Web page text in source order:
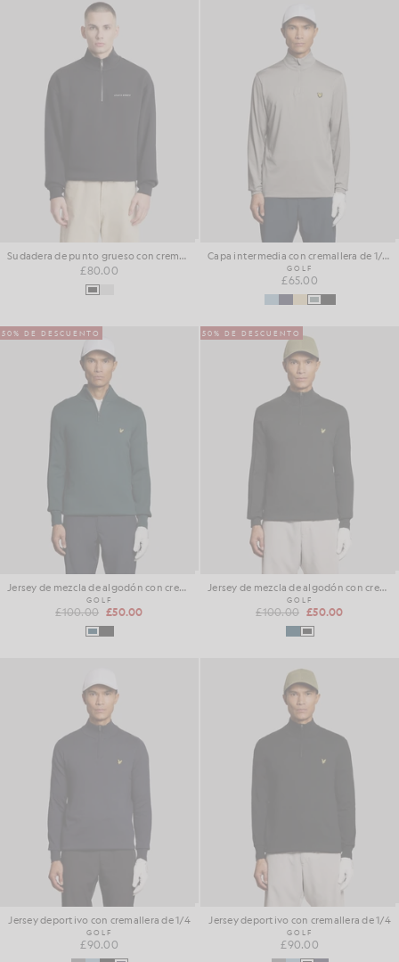
Sudadera de punto grueso con cremallera de 1/4
£80.00
Capa intermedia con cremallera de 1/4 de largo
GOLF
£65.00
50% DE DESCUENTO
Jersey de mezcla de algodón con cremallera de 1/4
GOLF
£100.00 £50.00
50% DE DESCUENTO
Jersey de mezcla de algodón con cremallera de 1/4
GOLF
£100.00 £50.00
Jersey deportivo con cremallera de 1/4
GOLF
£90.00
Jersey deportivo con cremallera de 1/4
GOLF
£90.00